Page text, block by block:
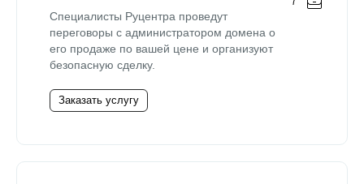
Специалисты Руцентра проведут
переговоры с администратором домена о
его продаже по вашей цене и организуют
безопасную сделку.
Заказать услугу